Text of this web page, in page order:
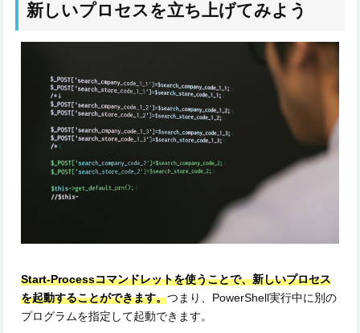
新しいプロセスを立ち上げてみよう
Start-Processコマンドレットを使うことで、新しいプロセス
を起動することができます。つまり、PowerShell実行中に別の
プログラムを指定して起動できます。